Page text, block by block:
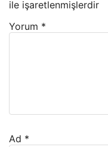
ile işaretlenmişlerdir
Yorum *
Ad *